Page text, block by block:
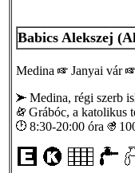
Babics Alekszej
Medina Janyai vár
Medina, régi szerb
Grábóc, a katolikus
8:30-20:00 óra